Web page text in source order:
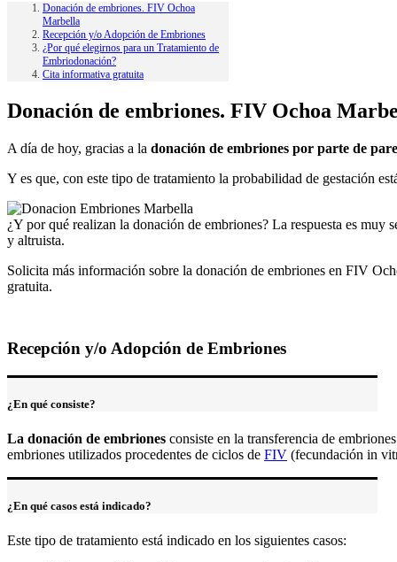
Donación de embriones. FIV Ochoa
Marbella
Recepción y/o Adopción de Embriones
¿Por qué elegirnos para un Tratamiento de
Embriodonación?
Cita informativa gratuita
Donación de embriones. FIV Ochoa
A día de hoy, gracias a la donación de embriones por parte de
Y es que, con este tipo de tratamiento la probabilidad de gestación
¿Y por qué realizan la donación de embriones? La respuesta es muy
y altruista.
Solicita más información sobre la donación de embriones en FIV
gratuita.
Recepción y/o Adopción de Embriones
¿En qué consiste?
La donación de embriones consiste en la transferencia de
embriones utilizados procedentes de ciclos de FIV (fecundación in
¿En qué casos está indicado?
Este tipo de tratamiento está indicado en los siguientes casos: